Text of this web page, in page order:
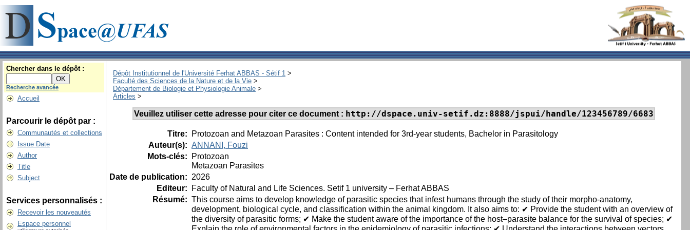
Chercher dans le dépôt :
Recherche avancée
Accueil
Parcourir le dépôt par :
Communautés et collections
Issue Date
Author
Title
Subject
Services personnalisés :
Recevoir les nouveautés
Espace personnel
Dépôt Institutionnel de l'Université Ferhat ABBAS - Sétif 1 >
Faculté des Sciences de la Nature et de la Vie >
Département de Biologie et Physiologie Animale >
Articles >
Veuillez utiliser cette adresse pour citer ce document : http://dspace.univ-setif.dz:8888/jspui/handle/123456789/6683
Titre:
Protozoan and Metazoan Parasites : Content intended for 3rd-year students, Bachelor in Parasitology
Auteur(s): ANNANI, Fouzi
Mots-clés:
Protozoan
Metazoan Parasites
Date de publication: 2026
Editeur:
Faculty of Natural and Life Sciences. Setif 1 university – Ferhat ABBAS
Résumé: This course aims to develop knowledge of parasitic species that infest humans through the study of their morpho-anatomy,
development, biological cycle, and classification within the animal kingdom. It also aims to: ✔ Provide the student with an overview of
the diversity of parasitic forms; ✔ Make the student aware of the importance of the host–parasite balance for the survival of species; ✔